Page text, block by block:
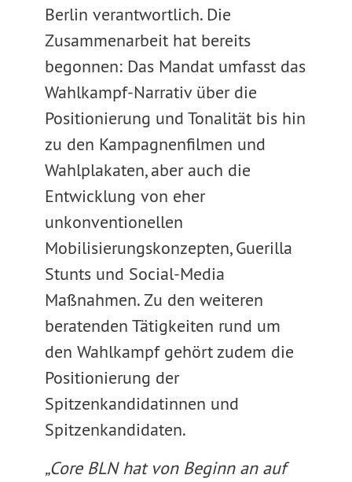
Berlin verantwortlich. Die
Zusammenarbeit hat bereits
begonnen: Das Mandat umfasst das
Wahlkampf-Narrativ über die
Positionierung und Tonalität bis hin
zu den Kampagnenfilmen und
Wahlplakaten, aber auch die
Entwicklung von eher
unkonventionellen
Mobilisierungskonzepten, Guerilla
Stunts und Social-Media
Maßnahmen. Zu den weiteren
beratenden Tätigkeiten rund um
den Wahlkampf gehört zudem die
Positionierung der
Spitzenkandidatinnen und
Spitzenkandidaten.
„Core BLN hat von Beginn an auf